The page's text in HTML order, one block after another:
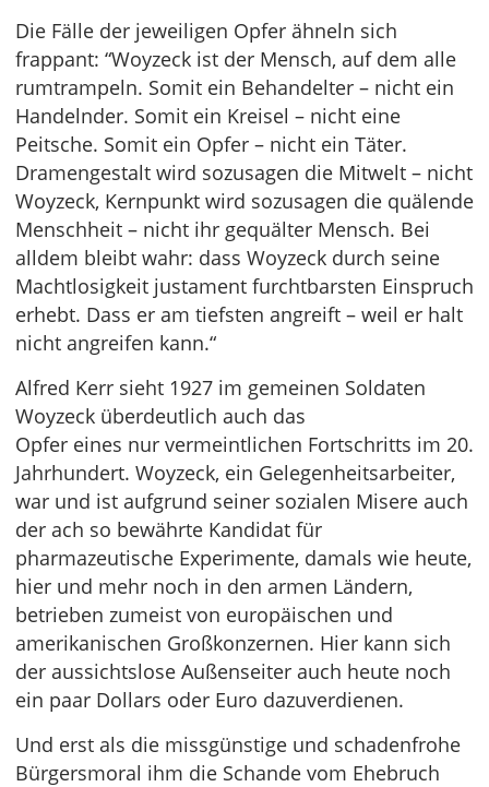
Die Fälle der jeweiligen Opfer ähneln sich
frappant: “Woyzeck ist der Mensch, auf dem alle
rumtrampeln. Somit ein Behandelter – nicht ein
Handelnder. Somit ein Kreisel – nicht eine
Peitsche. Somit ein Opfer – nicht ein Täter.
Dramengestalt wird sozusagen die Mitwelt – nicht
Woyzeck, Kernpunkt wird sozusagen die quälende
Menschheit – nicht ihr gequälter Mensch. Bei
alldem bleibt wahr: dass Woyzeck durch seine
Machtlosigkeit justament furchtbarsten Einspruch
erhebt. Dass er am tiefsten angreift – weil er halt
nicht angreifen kann.“
Alfred Kerr sieht 1927 im gemeinen Soldaten
Woyzeck überdeutlich auch das
Opfer eines nur vermeintlichen Fortschritts im 20.
Jahrhundert. Woyzeck, ein Gelegenheitsarbeiter,
war und ist aufgrund seiner sozialen Misere auch
der ach so bewährte Kandidat für
pharmazeutische Experimente, damals wie heute,
hier und mehr noch in den armen Ländern,
betrieben zumeist von europäischen und
amerikanischen Großkonzernen. Hier kann sich
der aussichtslose Außenseiter auch heute noch
ein paar Dollars oder Euro dazuverdienen.
Und erst als die missgünstige und schadenfrohe
Bürgersmoral ihm die Schande vom Ehebruch